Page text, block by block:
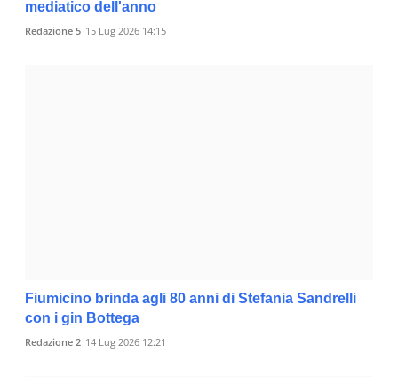
mediatico dell'anno
Redazione 5 15 Lug 2026 14:15
Fiumicino brinda agli 80 anni di Stefania Sandrelli
con i gin Bottega
Redazione 2 14 Lug 2026 12:21